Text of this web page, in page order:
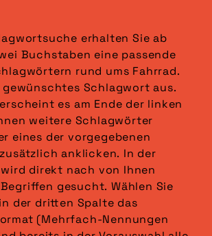
erhalten Sie ab
Buchstaben eine passende
rund ums Fahrrad.
gewünschtes Schlagwort aus.
es am Ende der linken
weitere Schlagwörter
eines der vorgegebenen
anklicken. In der
direkt nach von Ihnen
gesucht. Wählen Sie
der dritten Spalte das
(Mehrfach-Nennungen